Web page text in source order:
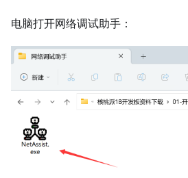
电脑打开网络调试助手：